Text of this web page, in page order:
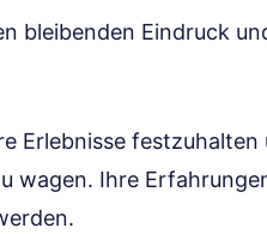
bleibenden Eindruck
Erlebnisse
wagen. Ihre